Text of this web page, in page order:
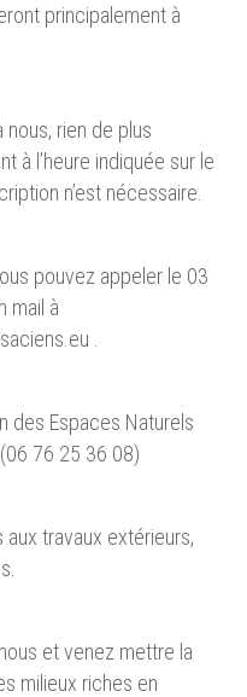
principalement à
rien de plus
à l’heure indiquée sur le
n’est nécessaire.
pouvez appeler le 03
mail à
.
des Espaces Naturels
76 25 36 08)
travaux extérieurs,
et venez mettre la
milieux riches en